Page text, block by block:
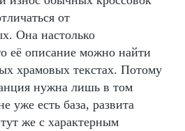
от
Она настолько
её описание можно найти
храмовых текстах. Потому
нужна лишь в том
уже есть база, развита
же с характерным